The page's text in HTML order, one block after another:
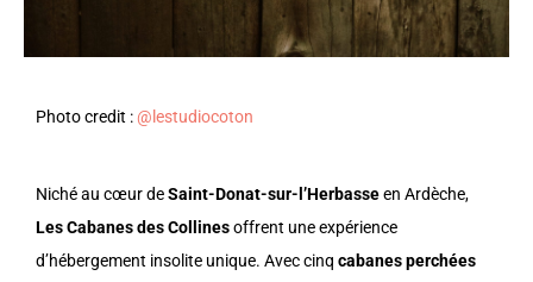
Photo credit :@lestudiocoton
Niché au cœur deSaint-Donat-sur-l’Herbasseen Ardèche,
Les Cabanes des Collinesoffrent une expérience
d’hébergement insolite unique. Avec cinq cabanes perchées